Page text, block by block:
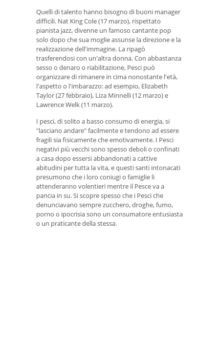
Quelli di talento hanno bisogno di buoni manager
difficili. Nat King Cole (17 marzo), rispettato
pianista jazz, divenne un famoso cantante pop
solo dopo che sua moglie assunse la direzione e la
realizzazione dell'immagine. La ripagò
trasferendosi con un'altra donna. Con abbastanza
sesso o denaro o riabilitazione, Pesci può
organizzare di rimanere in cima nonostante l'età,
l'aspetto o l'imbarazzo: ad esempio, Elizabeth
Taylor (27 febbraio), Liza Minnelli (12 marzo) e
Lawrence Welk (11 marzo).
I pesci, di solito a basso consumo di energia, si
"lasciano andare" facilmente e tendono ad essere
fragili sia fisicamente che emotivamente. I Pesci
negativi più vecchi sono spesso deboli o confinati
a casa dopo essersi abbandonati a cattive
abitudini per tutta la vita, e questi santi intonacati
presumono che i loro coniugi o famiglie li
attenderanno volentieri mentre il Pesce va a
pancia in su. Si scopre spesso che i Pesci che
denunciavano sempre zucchero, droghe, fumo,
porno o ipocrisia sono un consumatore entusiasta
o un praticante della stessa.